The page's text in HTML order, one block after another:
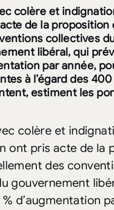
colère et
de la
collectives
libéral, qui
par année,
à l’égard des
estiment les
colère et
ont pris acte de la
des
gouvernement
% d’augmentation